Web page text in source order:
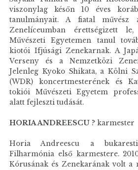
viszonylag későn 10 éves
tanulmányait. A fiatal
Zenelíceumban érettségizett
Művészeti Egyetemen tanul
kiotói Ifjúsági Zenekarnak. A
Verseny és a Nemzetközi
Jelenleg Kyoko Shikata, a Kölni
(WDR) koncertmesterének és
tokiói Művészeti Egyetem
alatt fejleszti tudását.
HORIA ANDREESCU ? karmester
Horia Andreescu a
Filharmónia első karmestere.
Kórusának és Zenekarának volt a